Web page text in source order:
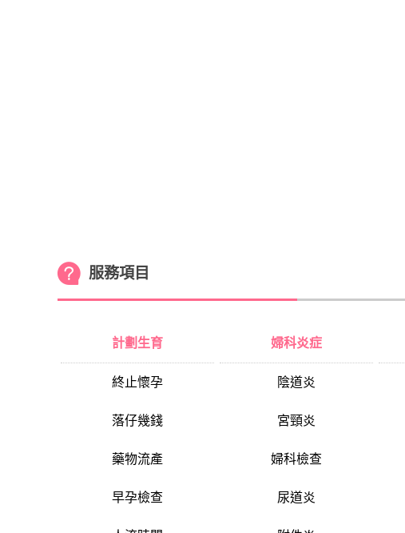
服務項目
計劃生育
終止懷孕
落仔幾錢
藥物流產
早孕檢查
婦科炎症
陰道炎
宮頸炎
婦科檢查
尿道炎